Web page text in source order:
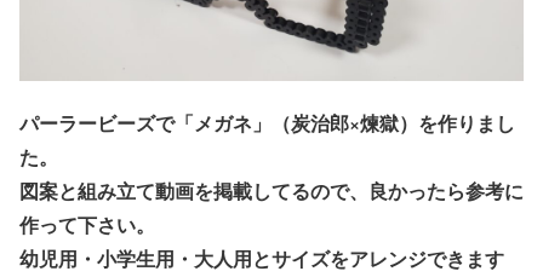
パーラービーズで「メガネ」（炭治郎×煉獄）を作りまし
た。
図案と組み立て動画を掲載してるので、良かったら参考に
作って下さい。
幼児用・小学生用・大人用とサイズをアレンジできます